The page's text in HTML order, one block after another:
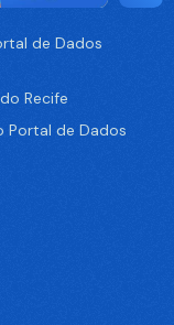
de Dados
Recife
Portal de Dados